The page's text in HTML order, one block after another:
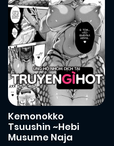
Kemonokko
Tsuushin ~Hebi
Musume Naja